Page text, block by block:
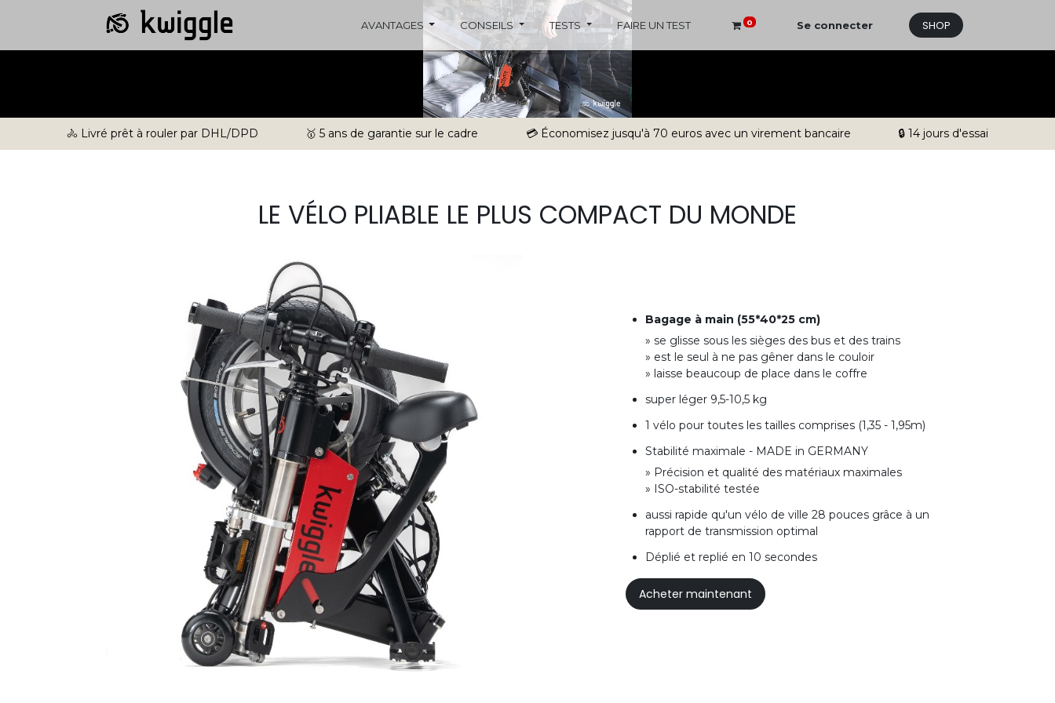
AVANTAGES CONSEILS TESTS FAIRE UN TEST 0 Se connecter SHOP
🚴 Livré prêt à rouler par DHL/DPD 🥇 5 ans de garantie sur le cadre 💳 Économisez jusqu'à 70 euros avec un virement bancaire 🔒 14 jours d'essai
LE VÉLO PLIABLE LE PLUS COMPACT DU MONDE
Bagage à main (55*40*25 cm)
» se glisse sous les sièges des bus et des trains
» est le seul à ne pas gêner dans le couloir
» laisse beaucoup de place dans le coffre
super léger 9,5-10,5 kg
1 vélo pour toutes les tailles comprises (1,35 - 1,95m)
Stabilité maximale - MADE in GERMANY
» Précision et qualité des matériaux maximales
» ISO-stabilité testée
aussi rapide qu'un vélo de ville 28 pouces grâce à un
rapport de transmission optimal
Déplié et replié en 10 secondes
Acheter maintenant